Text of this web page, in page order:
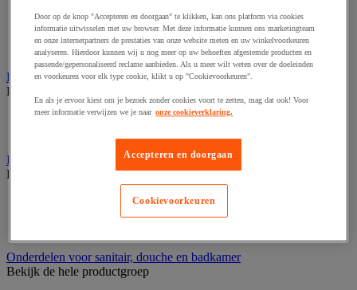
Big bag
Overslag container
Sorteerbak en buitencontainer
Handdoeken en handdoekdispenser
Bekijk de hele productgroep
Handdoek gevouwen en rollen
Industrieel reinigen
Bekijk de hele productgroep
Dispenser voor industrieel poetspapier
Industriële poetsrollen
Onderdelen voor sanitair, douche en badkamer
Bekijk de hele productgroep
Door op de knop "Accepteren en doorgaan" te klikken, kan ons platform via cookies
informatie uitwisselen met uw browser. Met deze informatie kunnen ons marketingteam
en onze internetpartners de prestaties van onze website meten en uw winkelvoorkeuren
analyseren. Hierdoor kunnen wij u nog meer op uw behoeften afgestemde producten en
passende/gepersonaliseerd reclame aanbieden. Als u meer wilt weten over de doeleinden
en voorkeuren voor elk type cookie, klikt u op "Cookievoorkeuren".
En als je ervoor kiest om je bezoek zonder cookies voort te zetten, mag dat ook! Voor
meer informatie verwijzen we je naar onze cookieverklaring.
Accepteren en doorgaan
Cookievoorkeuren